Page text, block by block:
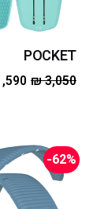
POCKET
₪3,050
-62%